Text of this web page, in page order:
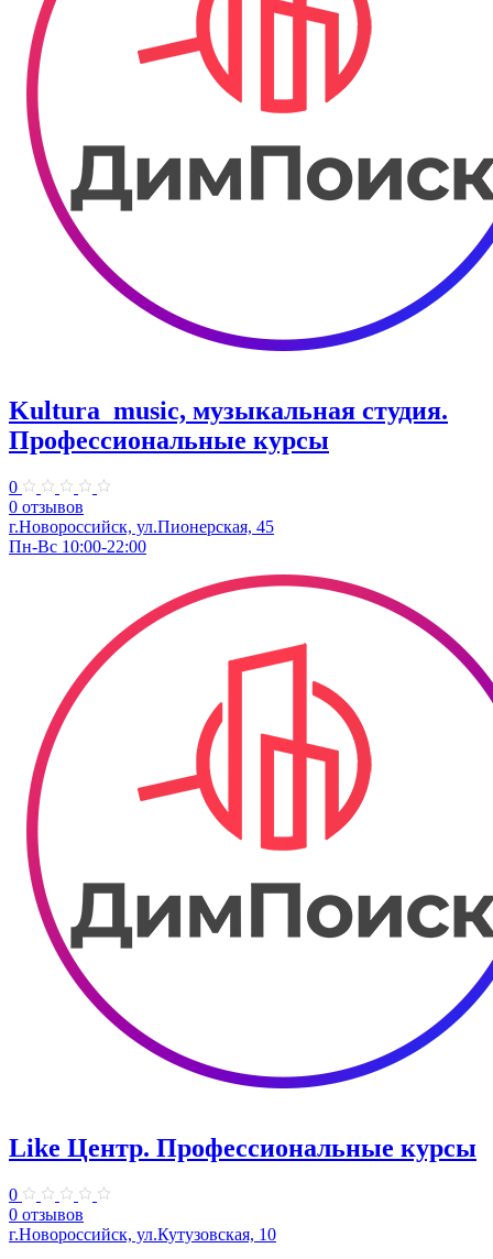
Kultura_music, музыкальная студия.
Профессиональные курсы
0
0 отзывов
г.Новороссийск, ул.Пионерская, 45
Пн-Вс 10:00-22:00
Like Центр. Профессиональные курсы
0
0 отзывов
г.Новороссийск, ул.Кутузовская, 10